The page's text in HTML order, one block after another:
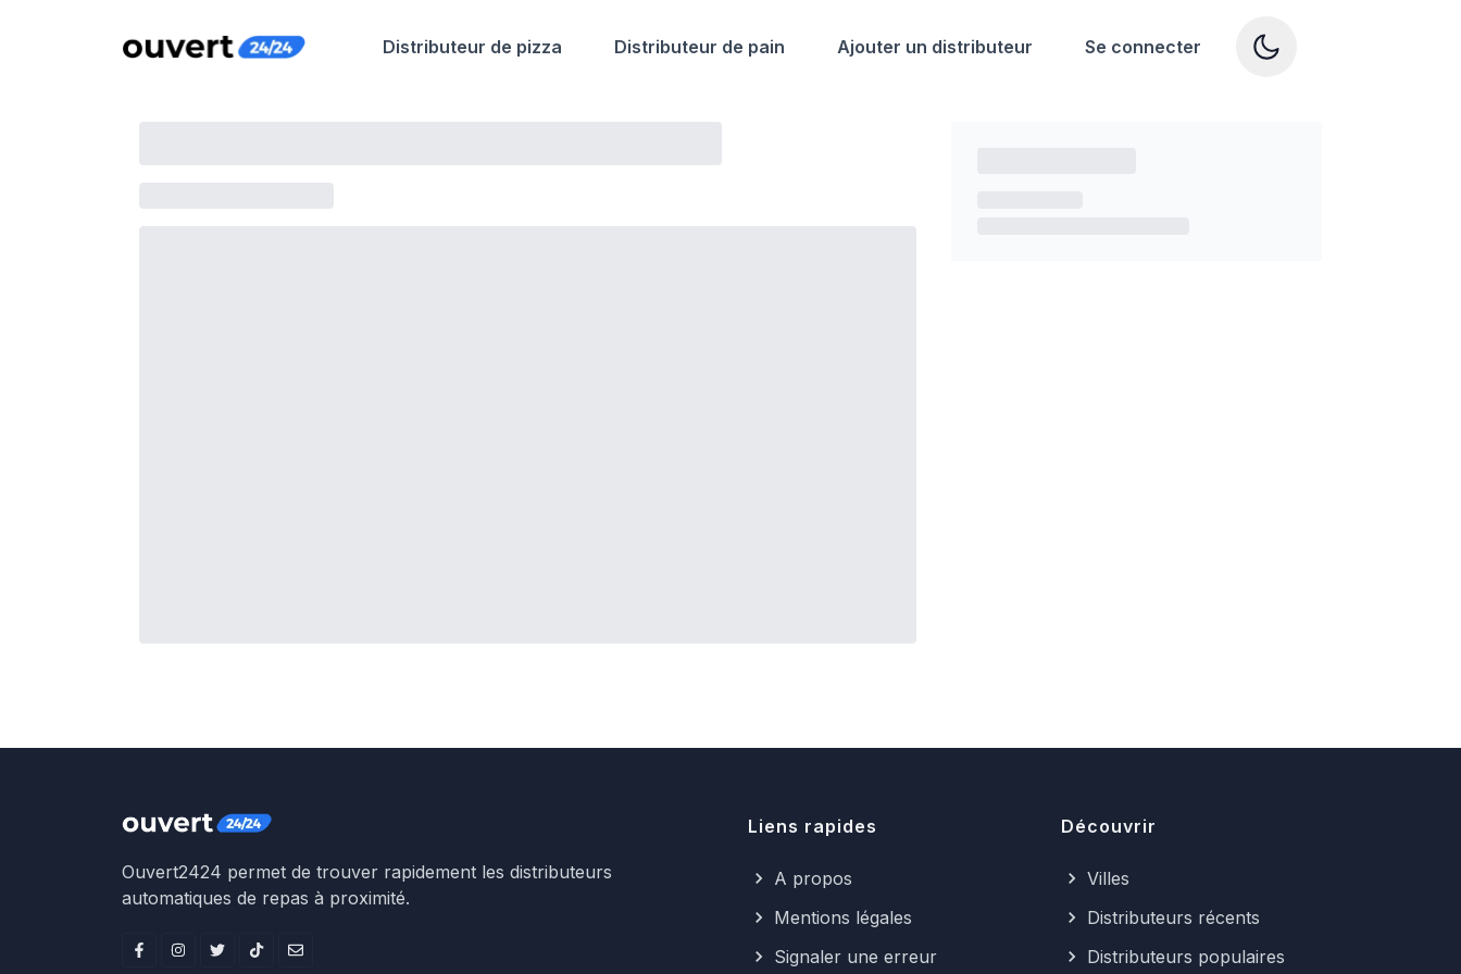
Distributeur de pizza Distributeur de pain Ajouter un distributeur Se connecter
Ouvert2424 permet de trouver rapidement les distributeurs
automatiques de repas à proximité.
Liens rapides
A propos
Mentions légales
Signaler une erreur
Découvrir
Villes
Distributeurs récents
Distributeurs populaires